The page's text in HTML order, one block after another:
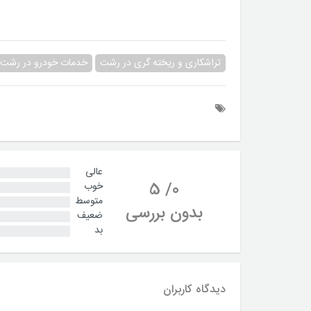
تراشکاری و ریخته گری در رشت خدمات خودرو در رشت
0
/
5
بدون بررسی
عالی
خوب
متوسط
ضعیف
بد
دیدگاه کاربران